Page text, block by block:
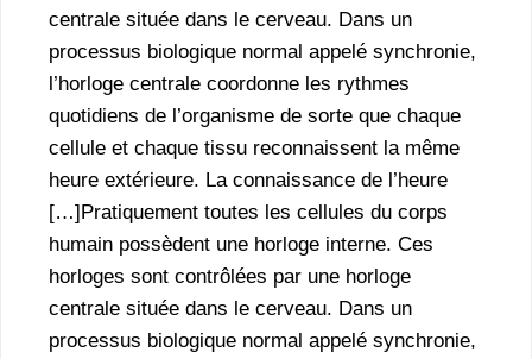
centrale située dans le cerveau. Dans un
processus biologique normal appelé synchronie,
l’horloge centrale coordonne les rythmes
quotidiens de l’organisme de sorte que chaque
cellule et chaque tissu reconnaissent la même
heure extérieure. La connaissance de l’heure
[…]Pratiquement toutes les cellules du corps
humain possèdent une horloge interne. Ces
horloges sont contrôlées par une horloge
centrale située dans le cerveau. Dans un
processus biologique normal appelé synchronie,